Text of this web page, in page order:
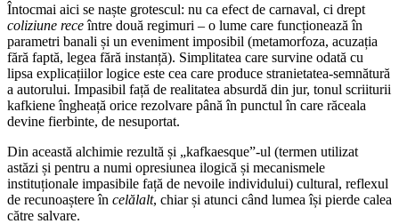
Întocmai aici se naște grotescul: nu ca efect de carnaval, ci drept
coliziune receîntre două regimuri – o lume care funcționează în
parametri banali și un eveniment imposibil (metamorfoza, acuzația
fără faptă, legea fără instanță). Simplitatea care survine odată cu
lipsa explicațiilor logice este cea care produce stranietatea-semnătură
a autorului. Impasibil față de realitatea absurdă din jur, tonul scriiturii
kafkiene îngheață orice rezolvare până în punctul în care răceala
devine fierbinte, de nesuportat.
Din această alchimie rezultă și „kafkaesque”-ul (termen utilizat
astăzi și pentru a numi opresiunea ilogică și mecanismele
instituționale impasibile față de nevoile individului) cultural, reflexul
de recunoaștere în celălalt, chiar și atunci când lumea își pierde calea
către salvare.